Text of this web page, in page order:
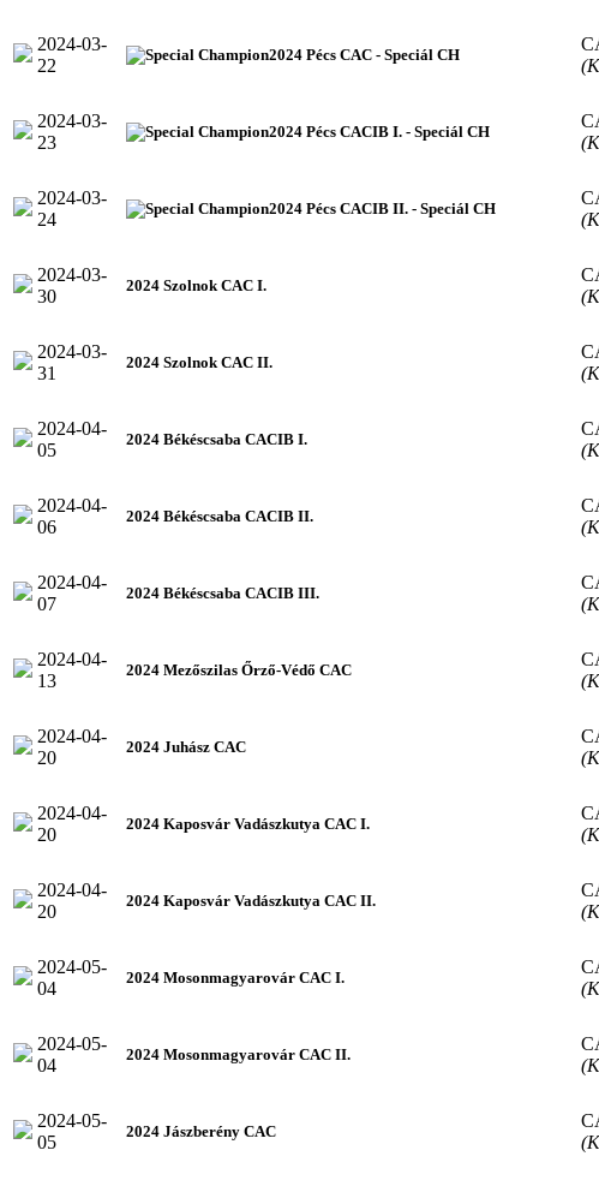
2024-03-
22
2024 Pécs CAC - Speciál CH
2024-03-
23
2024 Pécs CACIB I. - Speciál CH
2024-03-
24
2024 Pécs CACIB II. - Speciál CH
2024-03-
30
2024 Szolnok CAC I.
2024-03-
31
2024 Szolnok CAC II.
2024-04-
05
2024 Békéscsaba CACIB I.
2024-04-
06
2024 Békéscsaba CACIB II.
2024-04-
07
2024 Békéscsaba CACIB III.
2024-04-
13
2024 Mezőszilas Őrző-Védő CAC
2024-04-
20
2024 Juhász CAC
2024-04-
20
2024 Kaposvár Vadászkutya CAC I.
2024-04-
20
2024 Kaposvár Vadászkutya CAC II.
2024-05-
04
2024 Mosonmagyarovár CAC I.
2024-05-
04
2024 Mosonmagyarovár CAC II.
2024-05-
05
2024 Jászberény CAC